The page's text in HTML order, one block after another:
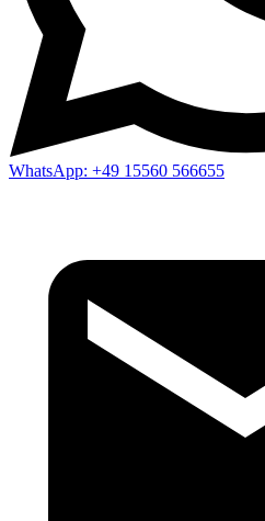
WhatsApp: +49 15560 566655